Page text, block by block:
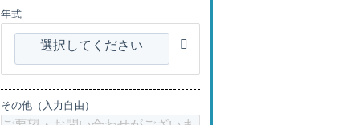
年式
選択してください
その他（入力自由）